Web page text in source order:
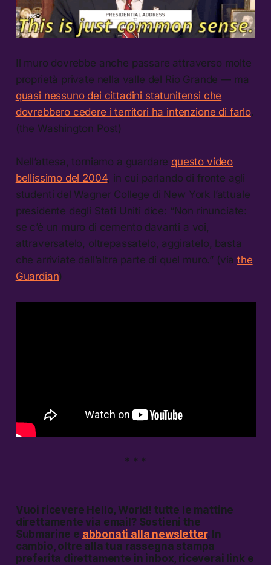
Il muro dovrebbe anche passare attraverso molte
proprietà private nella valle del Rio Grande — ma
quasi nessuno dei cittadini statunitensi che
dovrebbero cedere i territori ha intenzione di farlo.
(the Washington Post)
Nell’attesa, torniamo a guardare questo video
bellissimo del 2004, in cui parlando di fronte agli
studenti del Wagner College di New York l’attuale
presidente degli Stati Uniti dice: “Non rinunciate:
se c’è un muro di cemento davanti a voi,
attraversatelo, oltrepassatelo, aggiratelo, basta
che arriviate dall’altra parte di quel muro.” (viathe
Guardian)
* * *
Vuoi ricevere Hello, World! tutte le mattine
direttamente via email? Sostieni the
Submarine e abbonati alla newsletter. In
cambio, oltre alla tua rassegna stampa
preferita direttamente in inbox, riceverai link e